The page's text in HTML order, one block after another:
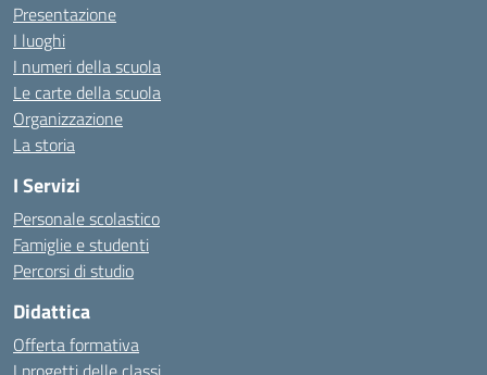
Presentazione
I luoghi
I numeri della scuola
Le carte della scuola
Organizzazione
La storia
I Servizi
Personale scolastico
Famiglie e studenti
Percorsi di studio
Didattica
Offerta formativa